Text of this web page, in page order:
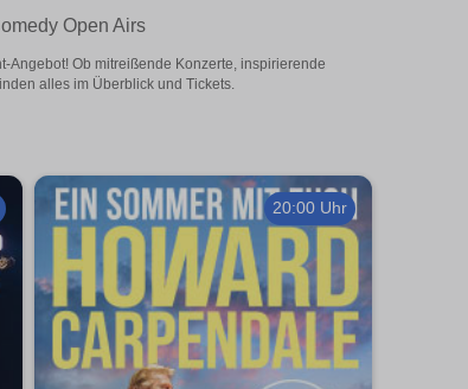
Open Airs
Angebot! Ob mitreißende Konzerte, inspirierende
alles im Überblick und Tickets.
20:00 Uhr